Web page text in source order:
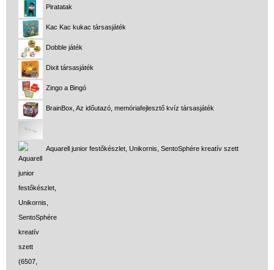
Piratatak
Kac Kac kukac társasjáték
Dobble játék
Dixit társasjáték
Zingo a Bingó
BrainBox, Az időutazó, memóriafejlesztő kvíz társasjáték
Aquarell junior festőkészlet, Unikornis, SentoSphére kreatív szett